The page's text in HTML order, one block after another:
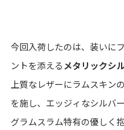
今回入荷したのは、装いに
ントを添える メタリックシ
上質なレザーにラムスキン
を施し、エッジィなシルバ
グラムスラム特有の優しく